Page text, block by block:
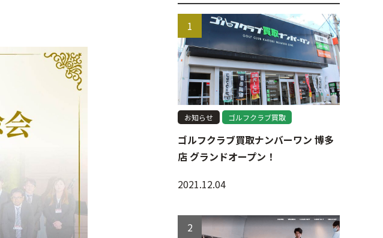
お知らせ ゴルフクラブ買取
ゴルフクラブ買取ナンバーワン 博多
店 グランドオープン！
2021.12.04